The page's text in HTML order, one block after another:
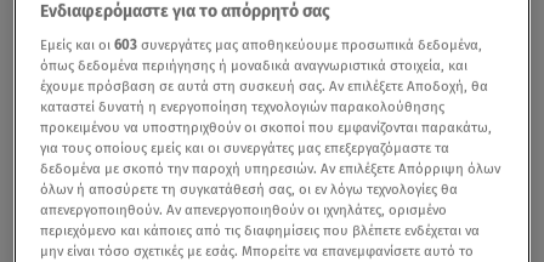
Ενδιαφερόμαστε για το απόρρητό σας
Εμείς και οι603 συνεργάτες μας αποθηκεύουμε προσωπικά δεδομένα,
όπως δεδομένα περιήγησης ή μοναδικά αναγνωριστικά στοιχεία, και
έχουμε πρόσβαση σε αυτά στη συσκευή σας. Αν επιλέξετε Αποδοχή, θα
καταστεί δυνατή η ενεργοποίηση τεχνολογιών παρακολούθησης
προκειμένου να υποστηριχθούν οι σκοποί που εμφανίζονται παρακάτω,
για τους οποίους εμείς και οι συνεργάτες μας επεξεργαζόμαστε τα
δεδομένα με σκοπό την παροχή υπηρεσιών. Αν επιλέξετε Απόρριψη όλων
όλων ή αποσύρετε τη συγκατάθεσή σας, οι εν λόγω τεχνολογίες θα
απενεργοποιηθούν. Αν απενεργοποιηθούν οι ιχνηλάτες, ορισμένο
περιεχόμενο και κάποιες από τις διαφημίσεις που βλέπετε ενδέχεται να
μην είναι τόσο σχετικές με εσάς. Μπορείτε να επανεμφανίσετε αυτό το